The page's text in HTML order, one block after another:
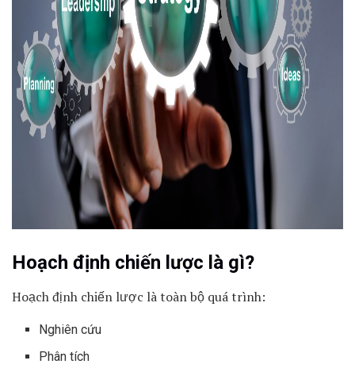
Hoạch định chiến lược là gì?
Hoạch định chiến lược là toàn bộ quá trình:
Nghiên cứu
Phân tích